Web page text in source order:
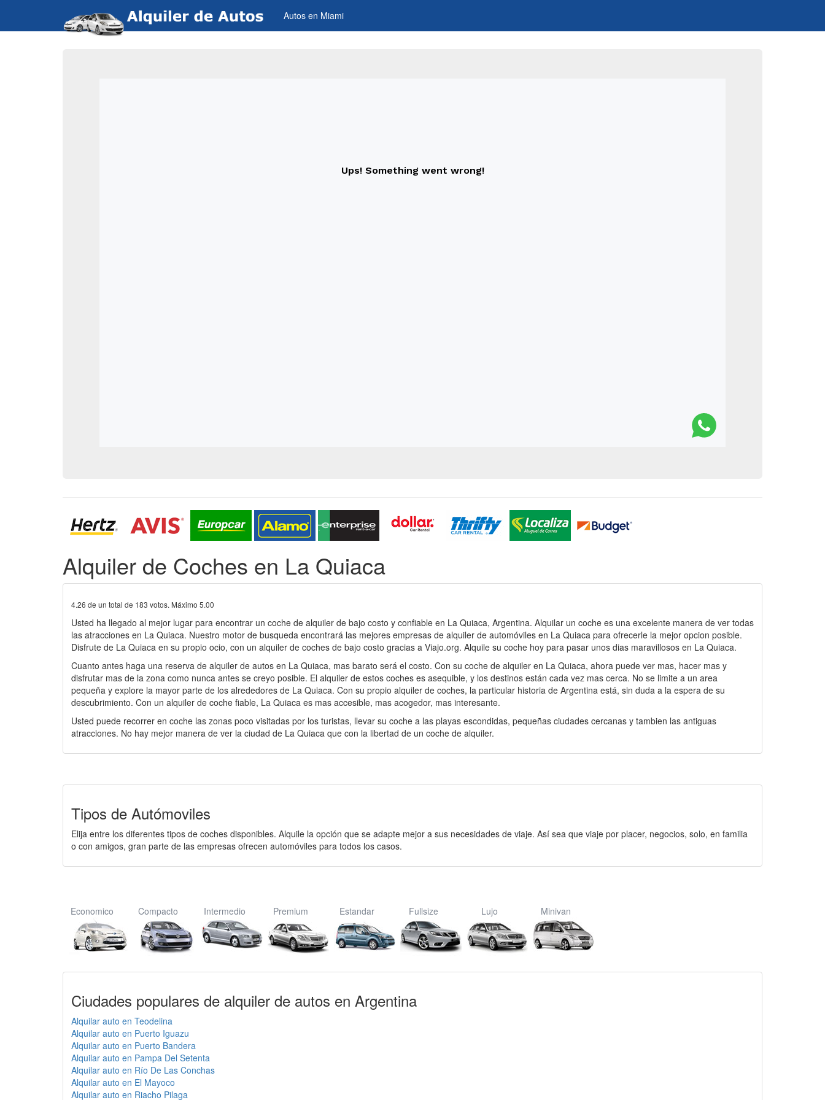
Autos en Miami
Alquiler de Coches en La Quiaca
4.26 de un total de 183 votos. Máximo 5.00
Usted ha llegado al mejor lugar para encontrar un coche de alquiler de bajo costo y confiable en La Quiaca, Argentina. Alquilar un coche es una excelente manera de ver todas
las atracciones en La Quiaca. Nuestro motor de busqueda encontrará las mejores empresas de alquiler de automóviles en La Quiaca para ofrecerle la mejor opcion posible.
Disfrute de La Quiaca en su propio ocio, con un alquiler de coches de bajo costo gracias a Viajo.org. Alquile su coche hoy para pasar unos dias maravillosos en La Quiaca.
Cuanto antes haga una reserva de alquiler de autos en La Quiaca, mas barato será el costo. Con su coche de alquiler en La Quiaca, ahora puede ver mas, hacer mas y
disfrutar mas de la zona como nunca antes se creyo posible. El alquiler de estos coches es asequible, y los destinos están cada vez mas cerca. No se limite a un area
pequeña y explore la mayor parte de los alrededores de La Quiaca. Con su propio alquiler de coches, la particular historia de Argentina está, sin duda a la espera de su
descubrimiento. Con un alquiler de coche fiable, La Quiaca es mas accesible, mas acogedor, mas interesante.
Usted puede recorrer en coche las zonas poco visitadas por los turistas, llevar su coche a las playas escondidas, pequeñas ciudades cercanas y tambien las antiguas
atracciones. No hay mejor manera de ver la ciudad de La Quiaca que con la libertad de un coche de alquiler.
Tipos de Autómoviles
Elija entre los diferentes tipos de coches disponibles. Alquile la opción que se adapte mejor a sus necesidades de viaje. Así sea que viaje por placer, negocios, solo, en familia
o con amigos, gran parte de las empresas ofrecen automóviles para todos los casos.
Economico Compacto Intermedio Premium Estandar Fullsize Lujo Minivan
Ciudades populares de alquiler de autos en Argentina
Alquilar auto en Teodelina
Alquilar auto en Puerto Iguazu
Alquilar auto en Puerto Bandera
Alquilar auto en Pampa Del Setenta
Alquilar auto en Río De Las Conchas
Alquilar auto en El Mayoco
Alquilar auto en Riacho Pilaga